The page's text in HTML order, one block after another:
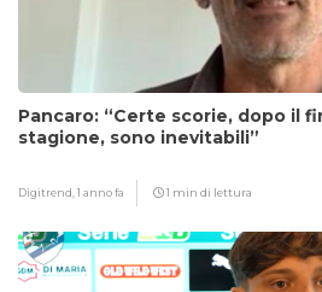
Pancaro: “Certe scorie, dopo il
stagione, sono inevitabili”
Digitrend,1 anno fa 1 min di lettura